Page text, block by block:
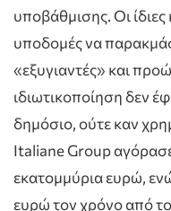
υποβάθμισης. Οι
υποδομές να
«εξυγιαντές» και
ιδιωτικοποίηση δεν
δημόσιο, ούτε καν
Italiane Group
εκατομμύρια ευρώ,
ευρώ τον χρόνο από